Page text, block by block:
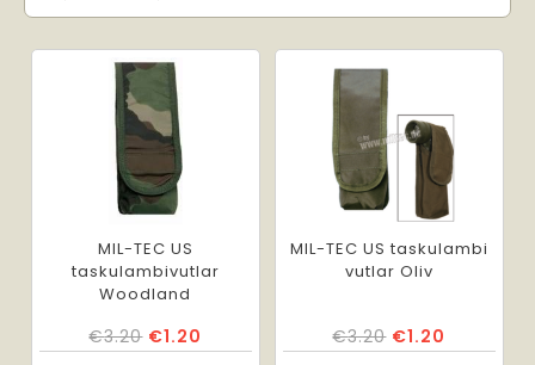
MIL-TEC US
taskulambivutlar
Woodland
€3.20 Algne
€1.20
MIL-TEC US taskulambi
vutlar Oliv
€3.20 Algne
€1.20